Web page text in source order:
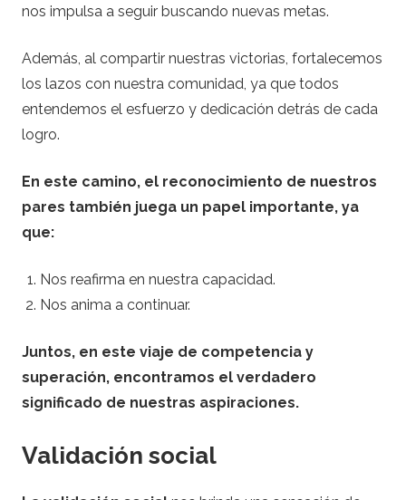
nos impulsa a seguir buscando nuevas metas.
Además, al compartir nuestras victorias, fortalecemos
los lazos con nuestra comunidad, ya que todos
entendemos el esfuerzo y dedicación detrás de cada
logro.
En este camino, el reconocimiento de nuestros
pares también juega un papel importante, ya
que:
Nos reafirma en nuestra capacidad.
Nos anima a continuar.
Juntos, en este viaje de competencia y
superación, encontramos el verdadero
significado de nuestras aspiraciones.
Validación social